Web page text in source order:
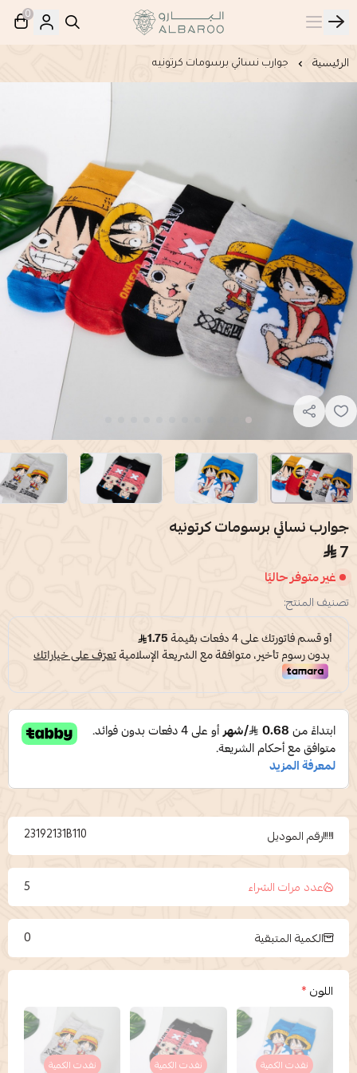
البارو | Albaroo
0
الرئيسية جوارب نسائي برسومات كرتونيه
جوارب نسائي برسومات كرتونيه
7
غير متوفر حاليًا
تصنيف المنتج:
رقم الموديل 23192131B110
عدد مرات الشراء 5
الكمية المتبقية 0
اللون*
نفدت الكمية نفدت الكمية نفدت الكمية